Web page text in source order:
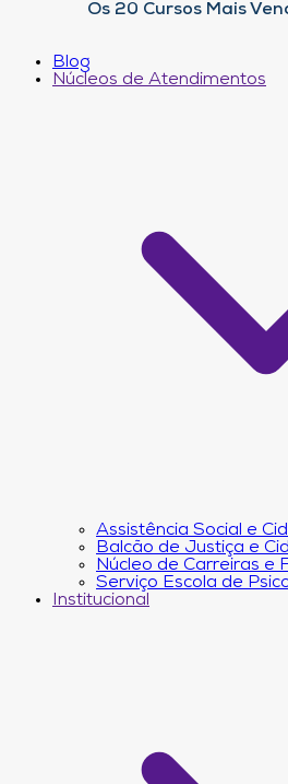
Os 20 Cursos Mais
Blog
Núcleos de Atendimentos
Assistência Social e
Balcão de Justiça e
Núcleo de Carreiras e
Serviço Escola de
Institucional